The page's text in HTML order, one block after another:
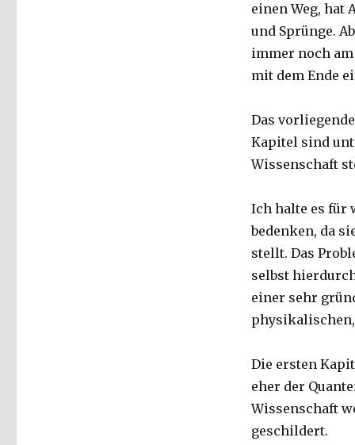
einen Weg, hat
und Sprünge.
immer noch
mit dem Ende
Das
Kapitel sind
Wissenschaft
Ich halte es für
bedenken, da
stellt. Das
selbst
einer sehr
Die ersten
eher der
Wissenschaft
geschildert.